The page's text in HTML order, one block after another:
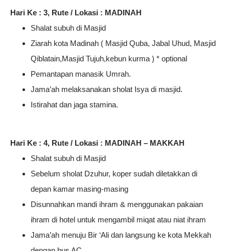
Hari Ke : 3, Rute / Lokasi : MADINAH
Shalat subuh di Masjid
Ziarah kota Madinah ( Masjid Quba, Jabal Uhud, Masjid
Qiblatain,Masjid Tujuh,kebun kurma ) * optional
Pemantapan manasik Umrah.
Jama’ah melaksanakan sholat Isya di masjid.
Istirahat dan jaga stamina.
Hari Ke : 4, Rute / Lokasi : MADINAH – MAKKAH
Shalat subuh di Masjid
Sebelum sholat Dzuhur, koper sudah diletakkan di
depan kamar masing-masing
Disunnahkan mandi ihram & menggunakan pakaian
ihram di hotel untuk mengambil miqat atau niat ihram
Jama’ah menuju Bir ‘Ali dan langsung ke kota Mekkah